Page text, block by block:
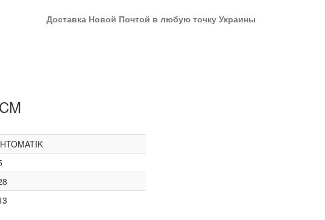
Доставка Новой Почтой в любую точку Украины